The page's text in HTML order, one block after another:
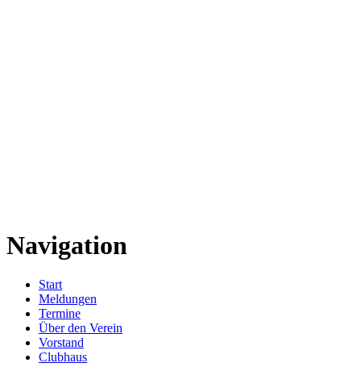
Navigation
Start
Meldungen
Termine
Über den Verein
Vorstand
Clubhaus